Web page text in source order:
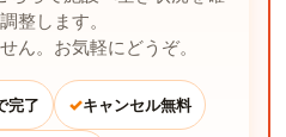
整します。
ん。お気軽にどうぞ。
完了 ✓キャンセル無料